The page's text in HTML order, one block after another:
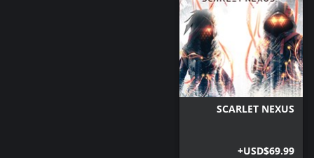
SCARLET NEXUS
USD$69.99+